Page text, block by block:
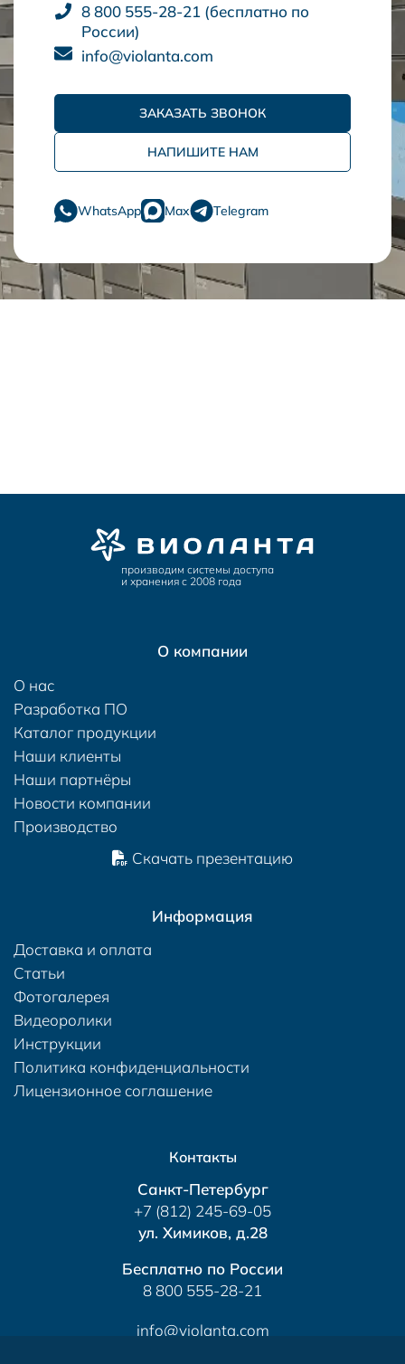
8 800 555-28-21 (бесплатно по
России)
info@violanta.com
ЗАКАЗАТЬ ЗВОНОК
НАПИШИТЕ НАМ
WhatsApp Max Telegram
производим системы доступа
и хранения с 2008 года
О компании
О нас
Разработка ПО
Каталог продукции
Наши клиенты
Наши партнёры
Новости компании
Производство
Скачать презентацию
Информация
Доставка и оплата
Статьи
Фотогалерея
Видеоролики
Инструкции
Политика конфиденциальности
Лицензионное соглашение
Контакты
Санкт-Петербург
+7 (812) 245-69-05
ул. Химиков, д.28
Бесплатно по России
8 800 555-28-21
info@violanta.com